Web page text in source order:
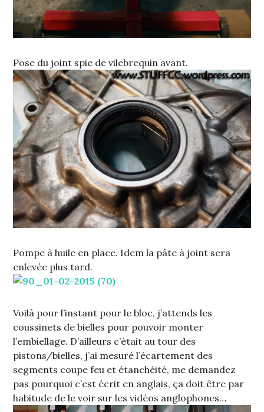
Pose du joint spie de vilebrequin avant.
Pompe à huile en place. Idem la pâte à joint sera
enlevée plus tard.
Voilà pour l’instant pour le bloc, j’attends les
coussinets de bielles pour pouvoir monter
l’embiellage. D’ailleurs c’était au tour des
pistons/bielles, j’ai mesuré l’écartement des
segments coupe feu et étanchéité, me demandez
pas pourquoi c’est écrit en anglais, ça doit être par
habitude de le voir sur les vidéos anglophones…